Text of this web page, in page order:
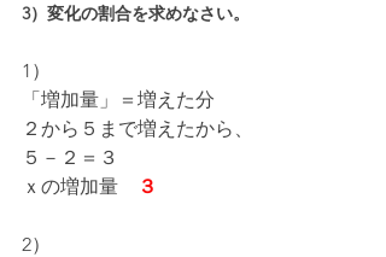
3）変化の割合を求めなさい。
1）
「増加量」＝増えた分
２から５まで増えたから、
５－２＝３
ｘの増加量
３
2）